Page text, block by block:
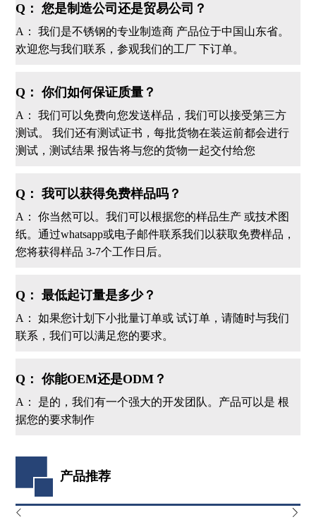
Q： 您是制造公司还是贸易公司？
A： 我们是不锈钢的专业制造商 产品位于中国山东省。
欢迎您与我们联系，参观我们的工厂 下订单。
Q： 你们如何保证质量？
A： 我们可以免费向您发送样品，我们可以接受第三方
测试。 我们还有测试证书，每批货物在装运前都会进行
测试，测试结果 报告将与您的货物一起交付给您
Q： 我可以获得免费样品吗？
A： 你当然可以。我们可以根据您的样品生产 或技术图
纸。通过whatsapp或电子邮件联系我们以获取免费样品，
您将获得样品 3-7个工作日后。
Q： 最低起订量是多少？
A： 如果您计划下小批量订单或 试订单，请随时与我们
联系，我们可以满足您的要求。
Q： 你能OEM还是ODM？
A： 是的，我们有一个强大的开发团队。产品可以是 根
据您的要求制作
产品推荐